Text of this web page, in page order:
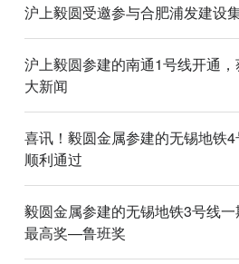
沪上毅圆受邀参与合肥浦发建设
沪上毅圆参建的南通1号线开通
大新闻
喜讯！毅圆金属参建的无锡地铁
顺利通过
毅圆金属参建的无锡地铁3号线
最高奖—鲁班奖